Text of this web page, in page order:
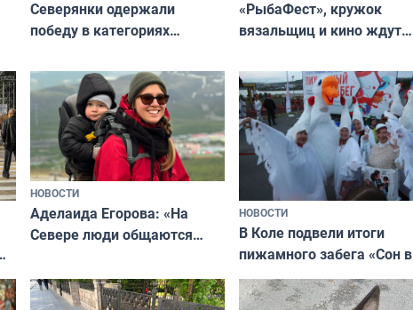
Северянки одержали
победу в категориях
«Мисс и Миссис Великая
Русь»
«РыбаФест», кружок
вязальщиц и кино ждут
НОВОСТИ
Аделаида Егорова: «На
Севере люди общаются
а потому что
ты им интересен»
НОВОСТИ
В Коле подвели итоги
пижамного забега «Сон в
Олимпийскую ночь»